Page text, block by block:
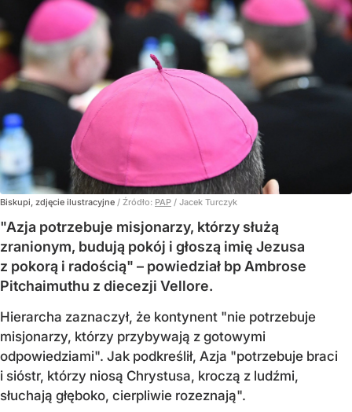
Biskupi, zdjęcie ilustracyjne / Źródło: PAP / Jacek Turczyk
"Azja potrzebuje misjonarzy, którzy służą
zranionym, budują pokój i głoszą imię Jezusa
z pokorą i radością" – powiedział bp Ambrose
Pitchaimuthu z diecezji Vellore.
Hierarcha zaznaczył, że kontynent "nie potrzebuje
misjonarzy, którzy przybywają z gotowymi
odpowiedziami". Jak podkreślił, Azja "potrzebuje braci
i sióstr, którzy niosą Chrystusa, kroczą z ludźmi,
słuchają głęboko, cierpliwie rozeznają".